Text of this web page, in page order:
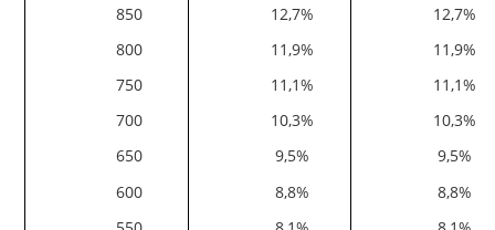
850
800
750
700
650
600
12,7%
11,9%
11,1%
10,3%
9,5%
8,8%
12,7%
11,9%
11,1%
10,3%
9,5%
8,8%